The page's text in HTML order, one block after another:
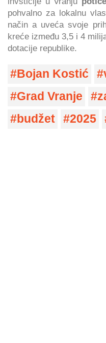
pohvalno za lokalnu
način a uveća svoje
kreće između 3,5 i 4
dotacije republike.
Bojan Kostić
Grad Vranje
budžet
2025